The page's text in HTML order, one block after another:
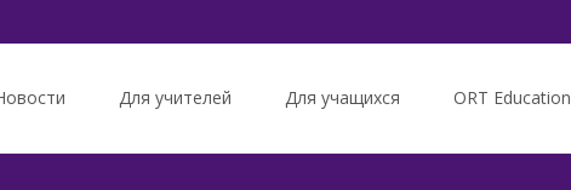
Для учителей Для учащихся ORT Education